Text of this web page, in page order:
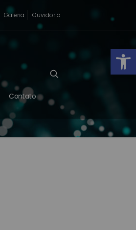
Abrir
Galeria Ouvidoria
Contato